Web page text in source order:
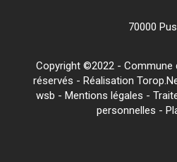
70000
Copyright ©2022 - Commune
réservés - Réalisation
wsb - Mentions légales -
personnelles -